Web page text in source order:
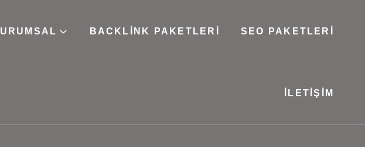
BACKLINK PAKETLERI SEO PAKETLERI
İLETIŞIM